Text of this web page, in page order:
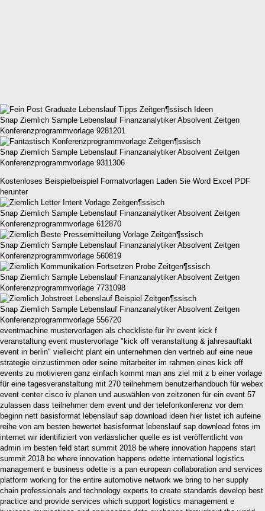
Snap Ziemlich Sample Lebenslauf Finanzanalytiker Absolvent Zeitgen
Konferenzprogrammvorlage 9281201
Snap Ziemlich Sample Lebenslauf Finanzanalytiker Absolvent Zeitgen
Konferenzprogrammvorlage 9311306
Kostenloses Beispielbeispiel Formatvorlagen Laden Sie Word Excel PDF
herunter
Snap Ziemlich Sample Lebenslauf Finanzanalytiker Absolvent Zeitgen
Konferenzprogrammvorlage 612870
Snap Ziemlich Sample Lebenslauf Finanzanalytiker Absolvent Zeitgen
Konferenzprogrammvorlage 560819
Snap Ziemlich Sample Lebenslauf Finanzanalytiker Absolvent Zeitgen
Konferenzprogrammvorlage 7731098
Snap Ziemlich Sample Lebenslauf Finanzanalytiker Absolvent Zeitgen
Konferenzprogrammvorlage 556720
eventmachine mustervorlagen als checkliste für ihr event kick f
veranstaltung event mustervorlage "kick off veranstaltung & jahresauftakt
event in berlin" vielleicht plant ein unternehmen den vertrieb auf eine neue
strategie einzustimmen oder seine mitarbeiter im rahmen eines kick off
events zu motivieren ganz einfach kommt man ans ziel mit z b einer vorlage
für eine tagesveranstaltung mit 270 teilnehmern benutzerhandbuch für webex
event center cisco iv planen und auswählen von zeitzonen für ein event 57
zulassen dass teilnehmer dem event und der telefonkonferenz vor dem
beginn nett basisformat lebenslauf sap download ideen hier listet ich aufeine
reihe von am besten bewertet basisformat lebenslauf sap download fotos im
internet wir identifiziert von verlässlicher quelle es ist veröffentlicht von
admin im besten feld start summit 2018 be where innovation happens start
summit 2018 be where innovation happens odette international logistics
management e business odette is a pan european collaboration and services
platform working for the entire automotive network we bring to her supply
chain professionals and technology experts to create standards develop best
practice and provide services which support logistics management e